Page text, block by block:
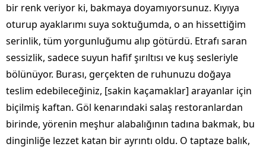
bir renk veriyor ki, bakmaya doyamıyorsunuz. Kıyıya
oturup ayaklarımı suya soktuğumda, o an hissettiğim
serinlik, tüm yorgunluğumu alıp götürdü. Etrafı saran
sessizlik, sadece suyun hafif şırıltısı ve kuş sesleriyle
bölünüyor. Burası, gerçekten de ruhunuzu doğaya
teslim edebileceğiniz, [sakin kaçamaklar] arayanlar için
biçilmiş kaftan. Göl kenarındaki salaş restoranlardan
birinde, yörenin meşhur alabalığının tadına bakmak, bu
dinginliğe lezzet katan bir ayrıntı oldu. O taptaze balık,